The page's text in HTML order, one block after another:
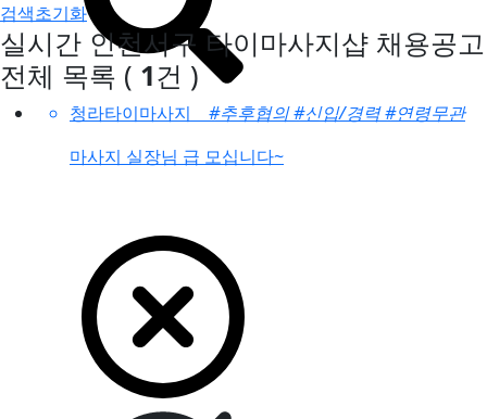
검색초기화
실시간 인천서구 타이마사지샵 채용공고
전체 목록 ( 1건 )
청라타이마사지 #추후협의#신입/경력#연령무관
마사지 실장님 급 모십니다~